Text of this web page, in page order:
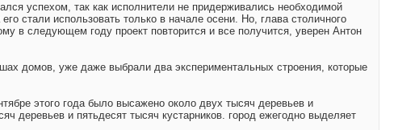
успехом, так как исполнители не придерживались необходимой
стали использовать только в начале осени. Но, глава столичного
в следующем году проект повторится и все получится, уверен Антон
домов, уже даже выбрали два экспериментальных строения, которые
этого года было высажено около двух тысяч деревьев и
деревьев и пятьдесят тысяч кустарников. город ежегодно выделяет